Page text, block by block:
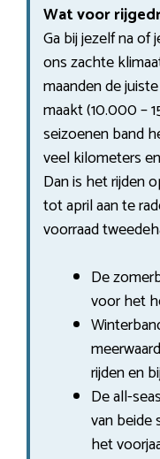
Wat voor
Ga bij jezelf na of
ons zachte
maanden de
maakt (10.000 –
seizoenen band
veel kilometers
Dan is het rijden
tot april aan te
voorraad
De
voor het
rijden en
De all-
van beide
het